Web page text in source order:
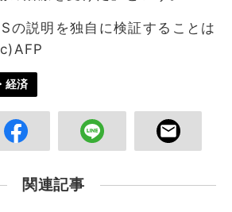
の説明を独自に検証することは
経済
関連記事